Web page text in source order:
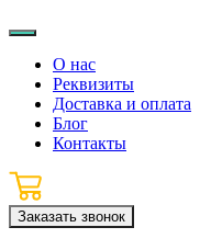
О нас
Реквизиты
Доставка и оплата
Блог
Контакты
Заказать звонок